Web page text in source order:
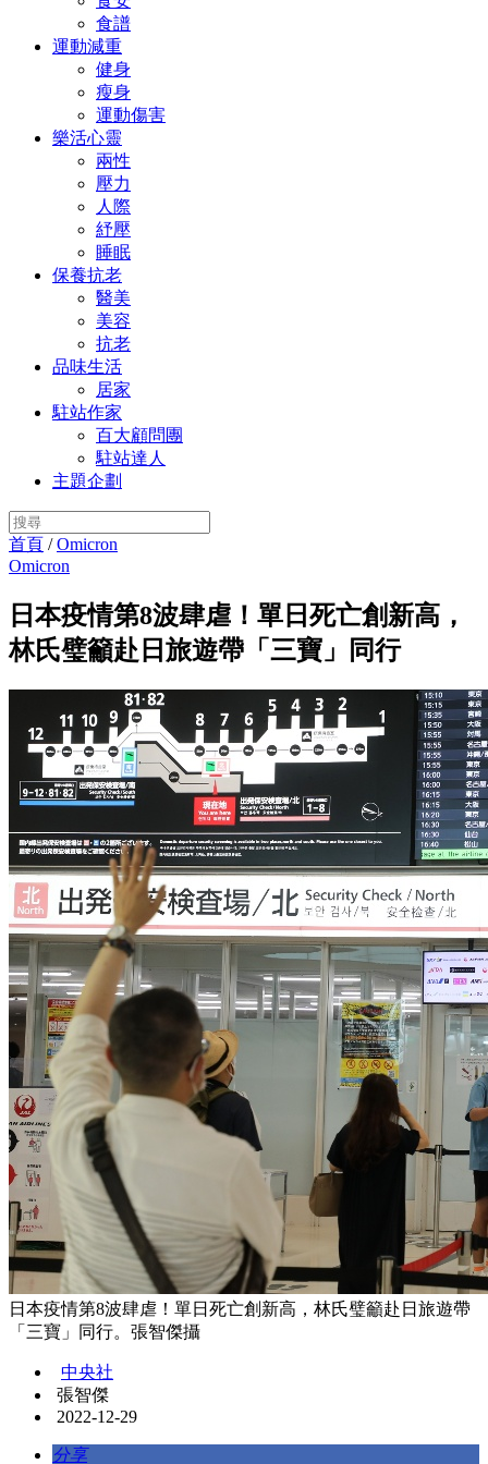
食譜
運動減重
健身
瘦身
運動傷害
樂活心靈
兩性
壓力
人際
紓壓
睡眠
保養抗老
醫美
美容
抗老
品味生活
居家
駐站作家
百大顧問團
駐站達人
主題企劃
首頁 /Omicron
Omicron
日本疫情第8波肆虐！單日死亡創新高，
林氏璧籲赴日旅遊帶「三寶」同行
日本疫情第8波肆虐！單日死亡創新高，林氏璧籲赴日旅遊帶
「三寶」同行。張智傑攝
中央社
張智傑
2022-12-29
分享